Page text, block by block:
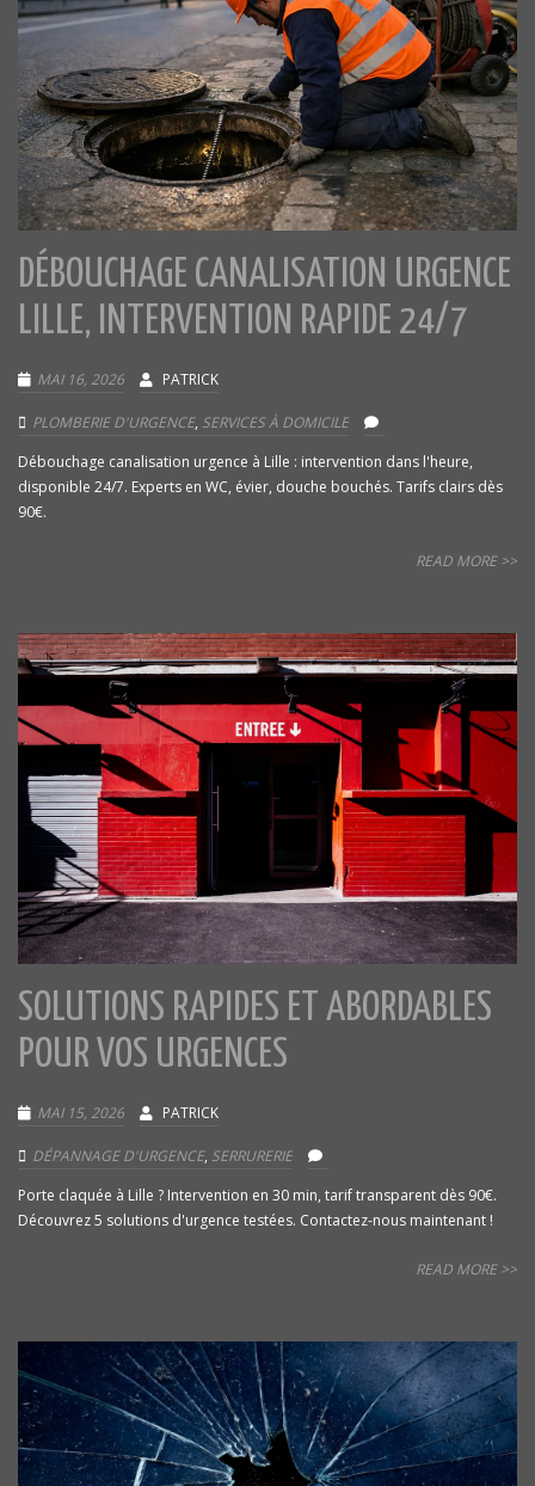
DÉBOUCHAGE CANALISATION URGENCE
LILLE, INTERVENTION RAPIDE 24/7
MAI 16, 2026 PATRICK
PLOMBERIE D'URGENCE, SERVICES À DOMICILE
Débouchage canalisation urgence à Lille : intervention dans l'heure,
disponible 24/7. Experts en WC, évier, douche bouchés. Tarifs clairs dès
90€.
READ MORE >>
SOLUTIONS RAPIDES ET ABORDABLES
POUR VOS URGENCES
MAI 15, 2026 PATRICK
DÉPANNAGE D'URGENCE, SERRURERIE
Porte claquée à Lille ? Intervention en 30 min, tarif transparent dès 90€.
Découvrez 5 solutions d'urgence testées. Contactez-nous maintenant !
READ MORE >>